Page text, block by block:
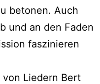
betonen. Auch
und an den Faden
faszinieren
von Liedern Bert